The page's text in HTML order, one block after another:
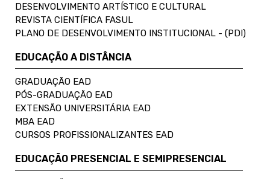
DESENVOLVIMENTO ARTÍSTICO E CULTURAL
REVISTA CIENTÍFICA FASUL
PLANO DE DESENVOLVIMENTO INSTITUCIONAL - (PDI)
EDUCAÇÃO A DISTÂNCIA
GRADUAÇÃO EAD
PÓS-GRADUAÇÃO EAD
EXTENSÃO UNIVERSITÁRIA EAD
MBA EAD
CURSOS PROFISSIONALIZANTES EAD
EDUCAÇÃO PRESENCIAL E SEMIPRESENCIAL